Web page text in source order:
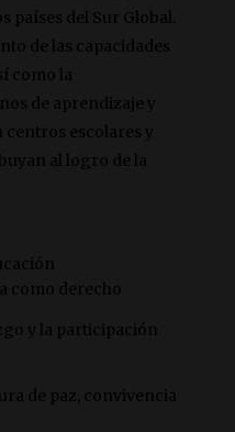
países del Sur Global.
de las capacidades
como la
de aprendizaje y
escolares y
al logro de la
como derecho
y la participación
de paz, convivencia